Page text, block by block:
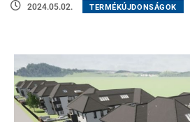
2024.05.02. TERMÉKÚJDONSÁGOK